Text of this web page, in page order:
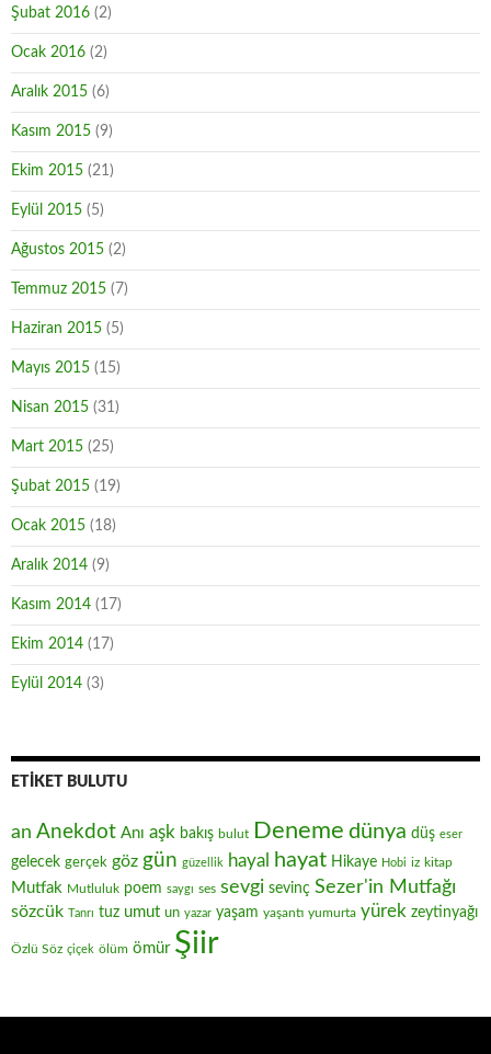
Şubat 2016 (2)
Ocak 2016 (2)
Aralık 2015 (6)
Kasım 2015 (9)
Ekim 2015 (21)
Eylül 2015 (5)
Ağustos 2015 (2)
Temmuz 2015 (7)
Haziran 2015 (5)
Mayıs 2015 (15)
Nisan 2015 (31)
Mart 2015 (25)
Şubat 2015 (19)
Ocak 2015 (18)
Aralık 2014 (9)
Kasım 2014 (17)
Ekim 2014 (17)
Eylül 2014 (3)
ETIKET BULUTU
an Anekdot Anı aşk bakış bulut Deneme dünya düş eser
gelecek gerçek göz gün güzellik hayal hayat Hikaye Hobi iz kitap
Mutfak Mutluluk poem saygı ses sevgi sevinç Sezer'in Mutfağı
sözcük Tanrı tuz umut un yazar yaşam yaşantı yumurta yürek zeytinyağı
Özlü Söz çiçek ölüm ömür Şiir